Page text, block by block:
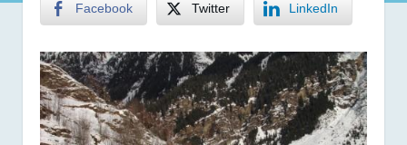
Facebook Twitter LinkedIn